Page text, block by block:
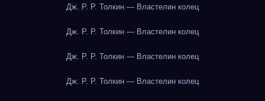
Дж. Р. Р. Толкин — Властелин колец
Дж. Р. Р. Толкин — Властелин колец
Дж. Р. Р. Толкин — Властелин колец
Дж. Р. Р. Толкин — Властелин колец